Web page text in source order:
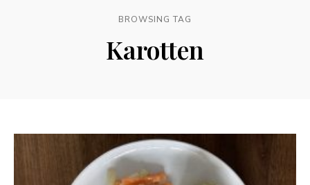
BROWSING TAG
Karotten